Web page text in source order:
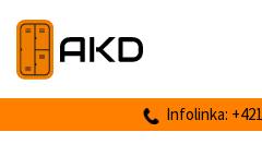
Infolinka: